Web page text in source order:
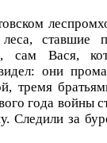
ставшие
сам Вася,
они
тремя
года войны
Следили за